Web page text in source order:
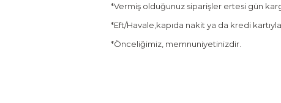
*Vermiş olduğunuz siparişler ertesi gün
*Eft/Havale,kapıda nakit ya da kredi
*Önceliğimiz, memnuniyetinizdir.